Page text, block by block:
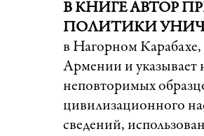
В КНИГЕ АВТОР
ПОЛИТИКИ
в Нагорном
Армении и указывает
неповторимых
цивилизационного
сведений,